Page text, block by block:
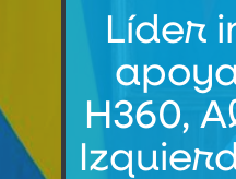
Líder
H360,